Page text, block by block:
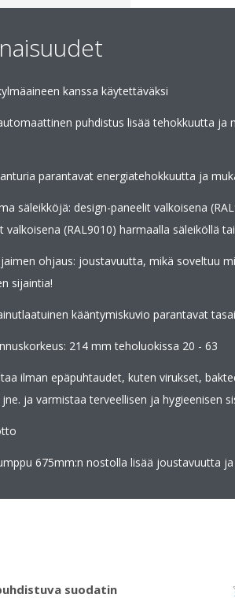
kanssa käytettäväksi
puhdistus lisää tehokkuutta ja
parantavat energiatehokkuutta ja
säleikköjä: design-paneelit valkoisena
valkoisena (RAL9010) harmaalla säleiköllä
ohjaus: joustavuutta, mikä soveltuu
sijaintia!
kääntymiskuvio parantavat
214 mm teholuokissa 20 - 63
ilman epäpuhtaudet, kuten virukset,
ja varmistaa terveellisen ja hygieenisen
675mm:n nostolla lisää joustavuutta
suodatin